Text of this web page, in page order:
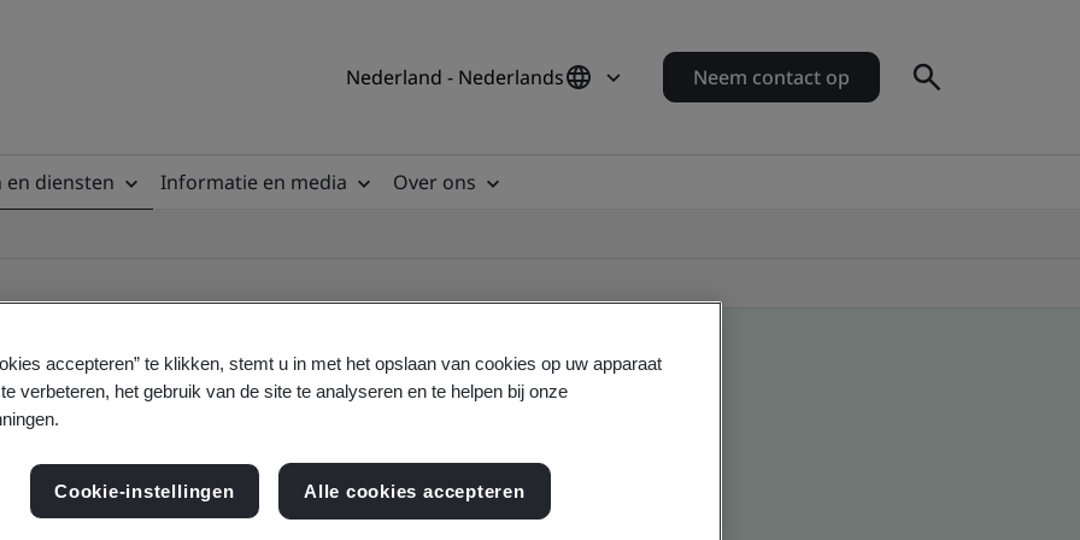
Nederland - Nederlands Neem contact op
en diensten Informatie en media
Over ons
- Validation and Verification
accepteren” te klikken, stemt u in met het opslaan van cookies op uw apparaat
verbeteren, het gebruik van de site te analyseren en te helpen bij onze
Cookie-instellingen Alle cookies accepteren